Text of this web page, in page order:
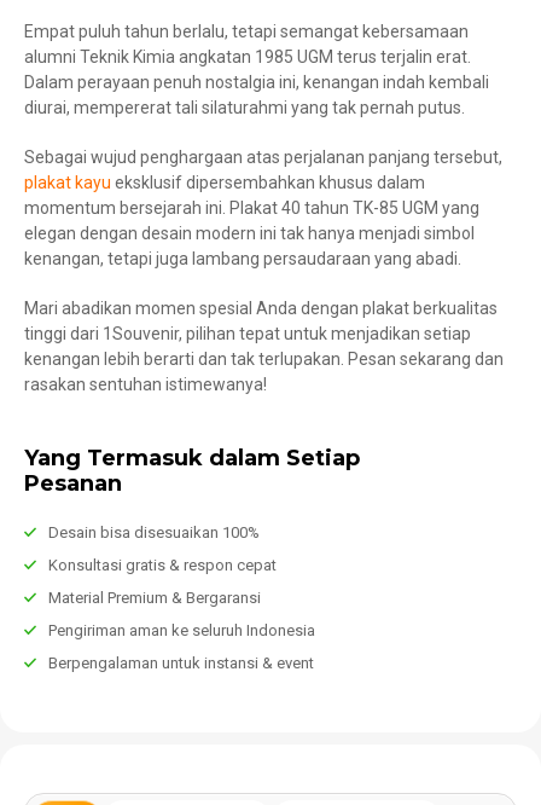
Empat puluh tahun berlalu, tetapi semangat kebersamaan
alumni Teknik Kimia angkatan 1985 UGM terus terjalin erat.
Dalam perayaan penuh nostalgia ini, kenangan indah kembali
diurai, mempererat tali silaturahmi yang tak pernah putus.
Sebagai wujud penghargaan atas perjalanan panjang tersebut,
plakat kayu eksklusif dipersembahkan khusus dalam
momentum bersejarah ini. Plakat 40 tahun TK-85 UGM yang
elegan dengan desain modern ini tak hanya menjadi simbol
kenangan, tetapi juga lambang persaudaraan yang abadi.
Mari abadikan momen spesial Anda dengan plakat berkualitas
tinggi dari 1Souvenir, pilihan tepat untuk menjadikan setiap
kenangan lebih berarti dan tak terlupakan. Pesan sekarang dan
rasakan sentuhan istimewanya!
Yang Termasuk dalam Setiap
Pesanan
Desain bisa disesuaikan 100%
Konsultasi gratis & respon cepat
Material Premium & Bergaransi
Pengiriman aman ke seluruh Indonesia
Berpengalaman untuk instansi & event